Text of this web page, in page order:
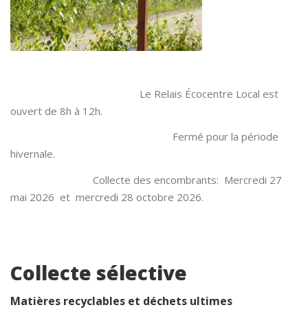
Le Relais Écocentre Local est
ouvert de 8h à 12h.
Fermé pour la période
hivernale.
Collecte des encombrants: Mercredi 27
mai 2026 et mercredi 28 octobre 2026.
Collecte sélective
Matières recyclables et déchets ultimes